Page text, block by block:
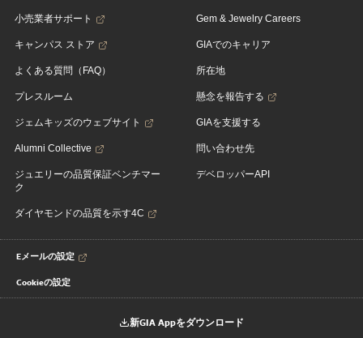
小売業者サポート
キャンパス ストア
よくある質問（FAQ）
プレスルーム
ジェムキッズのウェブサイト
Alumni Collective
ジュエリーの品質保証ベンチマー
ク
ダイヤモンドの品質を示す4C
Gem & Jewelry Careers
GIAでのキャリア
所在地
懸念を報告する
GIAを支援する
問い合わせ先
デベロッパーAPI
Eメールの設定
Cookieの設定
新GIA Appをダウンロード